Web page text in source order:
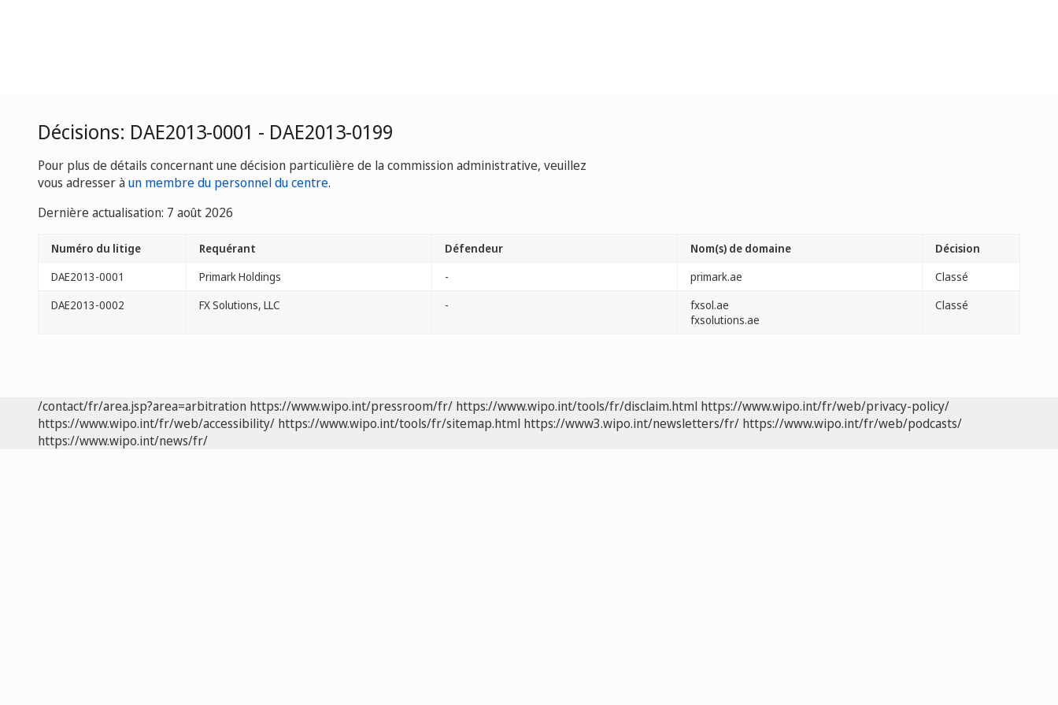
Décisions: DAE2013-0001 - DAE2013-0199
Pour plus de détails concernant une décision particulière de la commission administrative, veuillez
vous adresser àun membre du personnel du centre.
Dernière actualisation: 7 août 2026
Numéro du litige Requérant Défendeur Nom(s) de domaine
Décision
DAE2013-0001
Primark Holdings - primark.ae
Classé
DAE2013-0002
FX Solutions, LLC -
fxsol.ae
fxsolutions.ae
Classé
/contact/fr/area.jsp?area=arbitration https://www.wipo.int/pressroom/fr/ https://www.wipo.int/tools/fr/disclaim.html https://www.wipo.int/fr/web/privacy-policy/
https://www.wipo.int/fr/web/accessibility/ https://www.wipo.int/tools/fr/sitemap.html https://www3.wipo.int/newsletters/fr/ https://www.wipo.int/fr/web/podcasts/
https://www.wipo.int/news/fr/